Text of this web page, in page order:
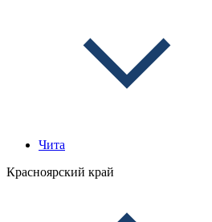
Чита
Красноярский край